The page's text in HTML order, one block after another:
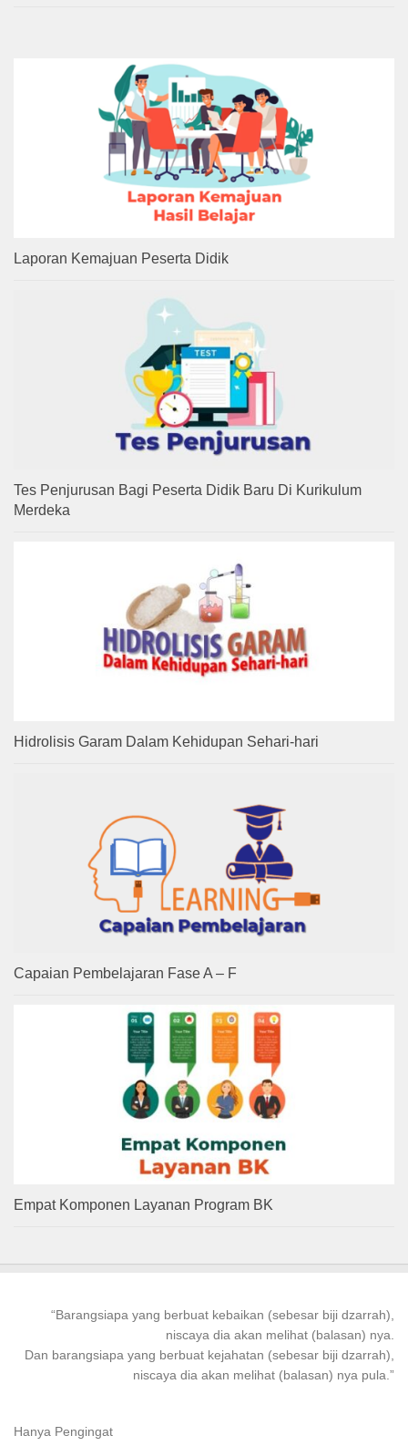
Laporan Kemajuan Peserta Didik
Tes Penjurusan Bagi Peserta Didik Baru Di Kurikulum
Merdeka
Hidrolisis Garam Dalam Kehidupan Sehari-hari
Capaian Pembelajaran Fase A – F
Empat Komponen Layanan Program BK
“Barangsiapa yang berbuat kebaikan (sebesar biji dzarrah),
niscaya dia akan melihat (balasan) nya.
Dan barangsiapa yang berbuat kejahatan (sebesar biji dzarrah),
niscaya dia akan melihat (balasan) nya pula.”
Hanya Pengingat